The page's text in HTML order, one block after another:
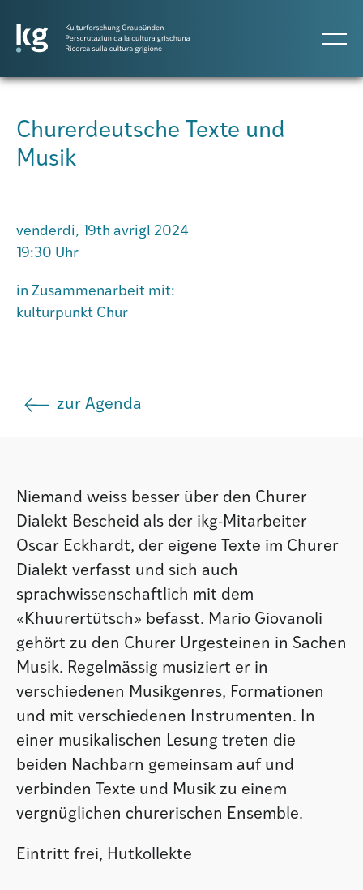
Projects
Churerdeutsche Texte und
Musik
venderdi, 19th avrigl 2024
19:30 Uhr
in Zusammenarbeit mit:
kulturpunkt Chur
zur Agenda
Niemand weiss besser über den Churer
Dialekt Bescheid als der ikg-Mitarbeiter
Oscar Eckhardt, der eigene Texte im Churer
Dialekt verfasst und sich auch
sprachwissenschaftlich mit dem
«Khuurertütsch» befasst. Mario Giovanoli
gehört zu den Churer Urgesteinen in Sachen
Musik. Regelmässig musiziert er in
verschiedenen Musikgenres, Formationen
und mit verschiedenen Instrumenten. In
einer musikalischen Lesung treten die
beiden Nachbarn gemeinsam auf und
verbinden Texte und Musik zu einem
vergnüglichen churerischen Ensemble.
Eintritt frei, Hutkollekte